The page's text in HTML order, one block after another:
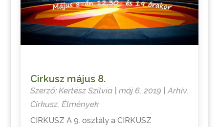
Cirkusz május 8.
Szerző: Kertész Szilvia| máj 6, 2019 | Arhív,
Cirkusz, Élmények
CIRKUSZ A 9. osztály a CIRKUSZ